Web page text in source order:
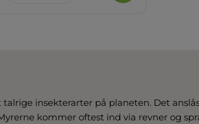
talrige insekterarter på planeten. Det
kommer oftest ind via revner og